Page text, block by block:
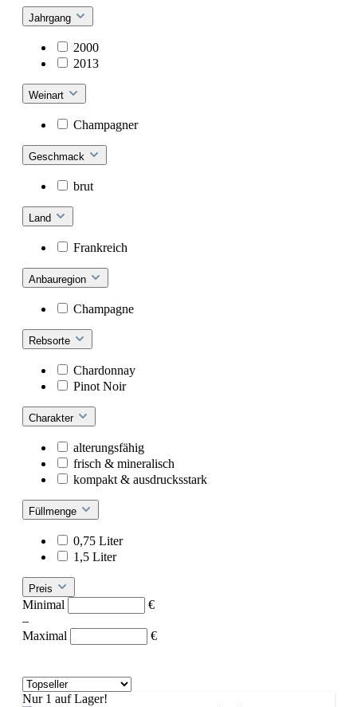
Jahrgang
2000
2013
Weinart
Champagner
Geschmack
brut
Land
Frankreich
Anbauregion
Champagne
Rebsorte
Chardonnay
Pinot Noir
Charakter
alterungsfähig
frisch & mineralisch
kompakt & ausdrucksstark
Füllmenge
0,75 Liter
1,5 Liter
Preis
Minimal
€
–
Maximal
€
Nur 1 auf Lager!